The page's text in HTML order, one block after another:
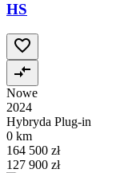
HS
Nowe
2024
Hybryda Plug-in
0 km
164 500 zł
127 900 zł